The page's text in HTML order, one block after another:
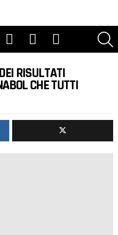
RISULTATI
CHE TUTTI